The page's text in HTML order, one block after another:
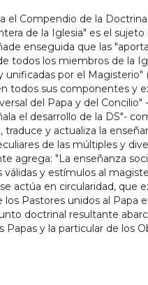
el Compendio de la Doctrina
de la Iglesia" es el
enseguida que las
todos los miembros de la
unificadas por el Magisterio"
todos sus componentes y
del Papa y del Concilio"
el desarrollo de la DS"-
traduce y actualiza la
de las múltiples y
agrega: "La enseñanza
válidas y estímulos al
actúa en circularidad, que
los Pastores unidos al Papa
doctrinal resultante
Papas y la particular de los